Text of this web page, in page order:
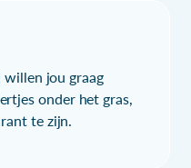
jou graag
onder het gras,
te zijn.